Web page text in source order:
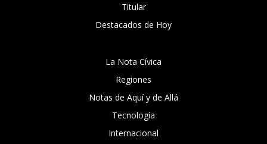
Titular
Destacados de Hoy
La Nota Cívica
Regiones
Notas de Aquí y de Allá
Tecnología
Internacional